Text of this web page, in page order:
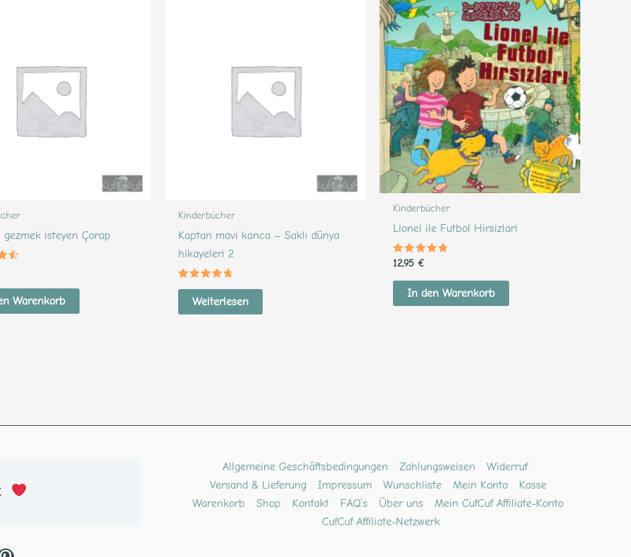
gezmek isteyen Çorap
Warenkorb
Kinderbücher
Kaptan mavi kanca – Saklı dünya
hikayeleri 2
Bewertet
mit
4.40
von 5
Weiterlesen
Kinderbücher
Lionel ile Futbol Hirsizlari
Bewertet
4.45
von 5
12,95 €
In den Warenkorb
Allgemeine Geschäftsbedingungen Zahlungsweisen
Widerruf
Versand & Lieferung
Impressum Wunschliste Mein Konto
Kasse
Warenkorb
Shop Kontakt FAQ’s Über uns
Mein CufCuf Affiliate-Konto
CufCuf Affiliate-Netzwerk